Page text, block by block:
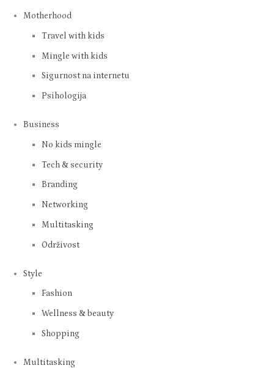
Motherhood
Travel with kids
Mingle with kids
Sigurnost na internetu
Psihologija
Business
No kids mingle
Tech & security
Branding
Networking
Multitasking
Održivost
Style
Fashion
Wellness & beauty
Shopping
Multitasking